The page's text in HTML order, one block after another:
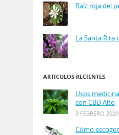
Raíz roja del
La Santa Rita
ARTÍCULOS RECIENTES
Usos
con CBD Alto
3 FEBRERO 2020
Cómo